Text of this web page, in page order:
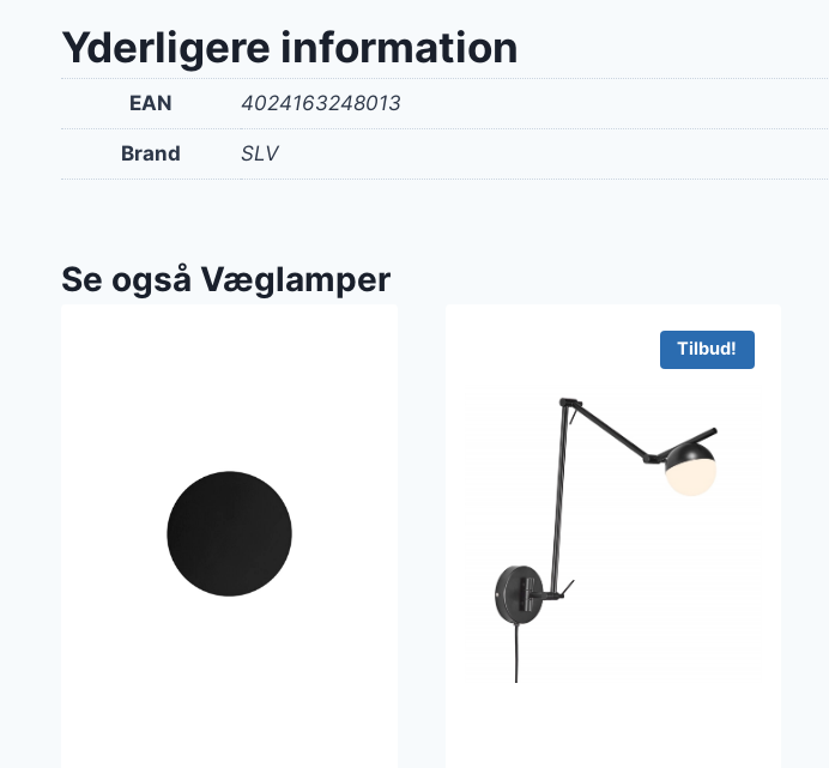
Yderligere information
EAN 4024163248013
Brand SLV
Se også Væglamper
Tilbud!